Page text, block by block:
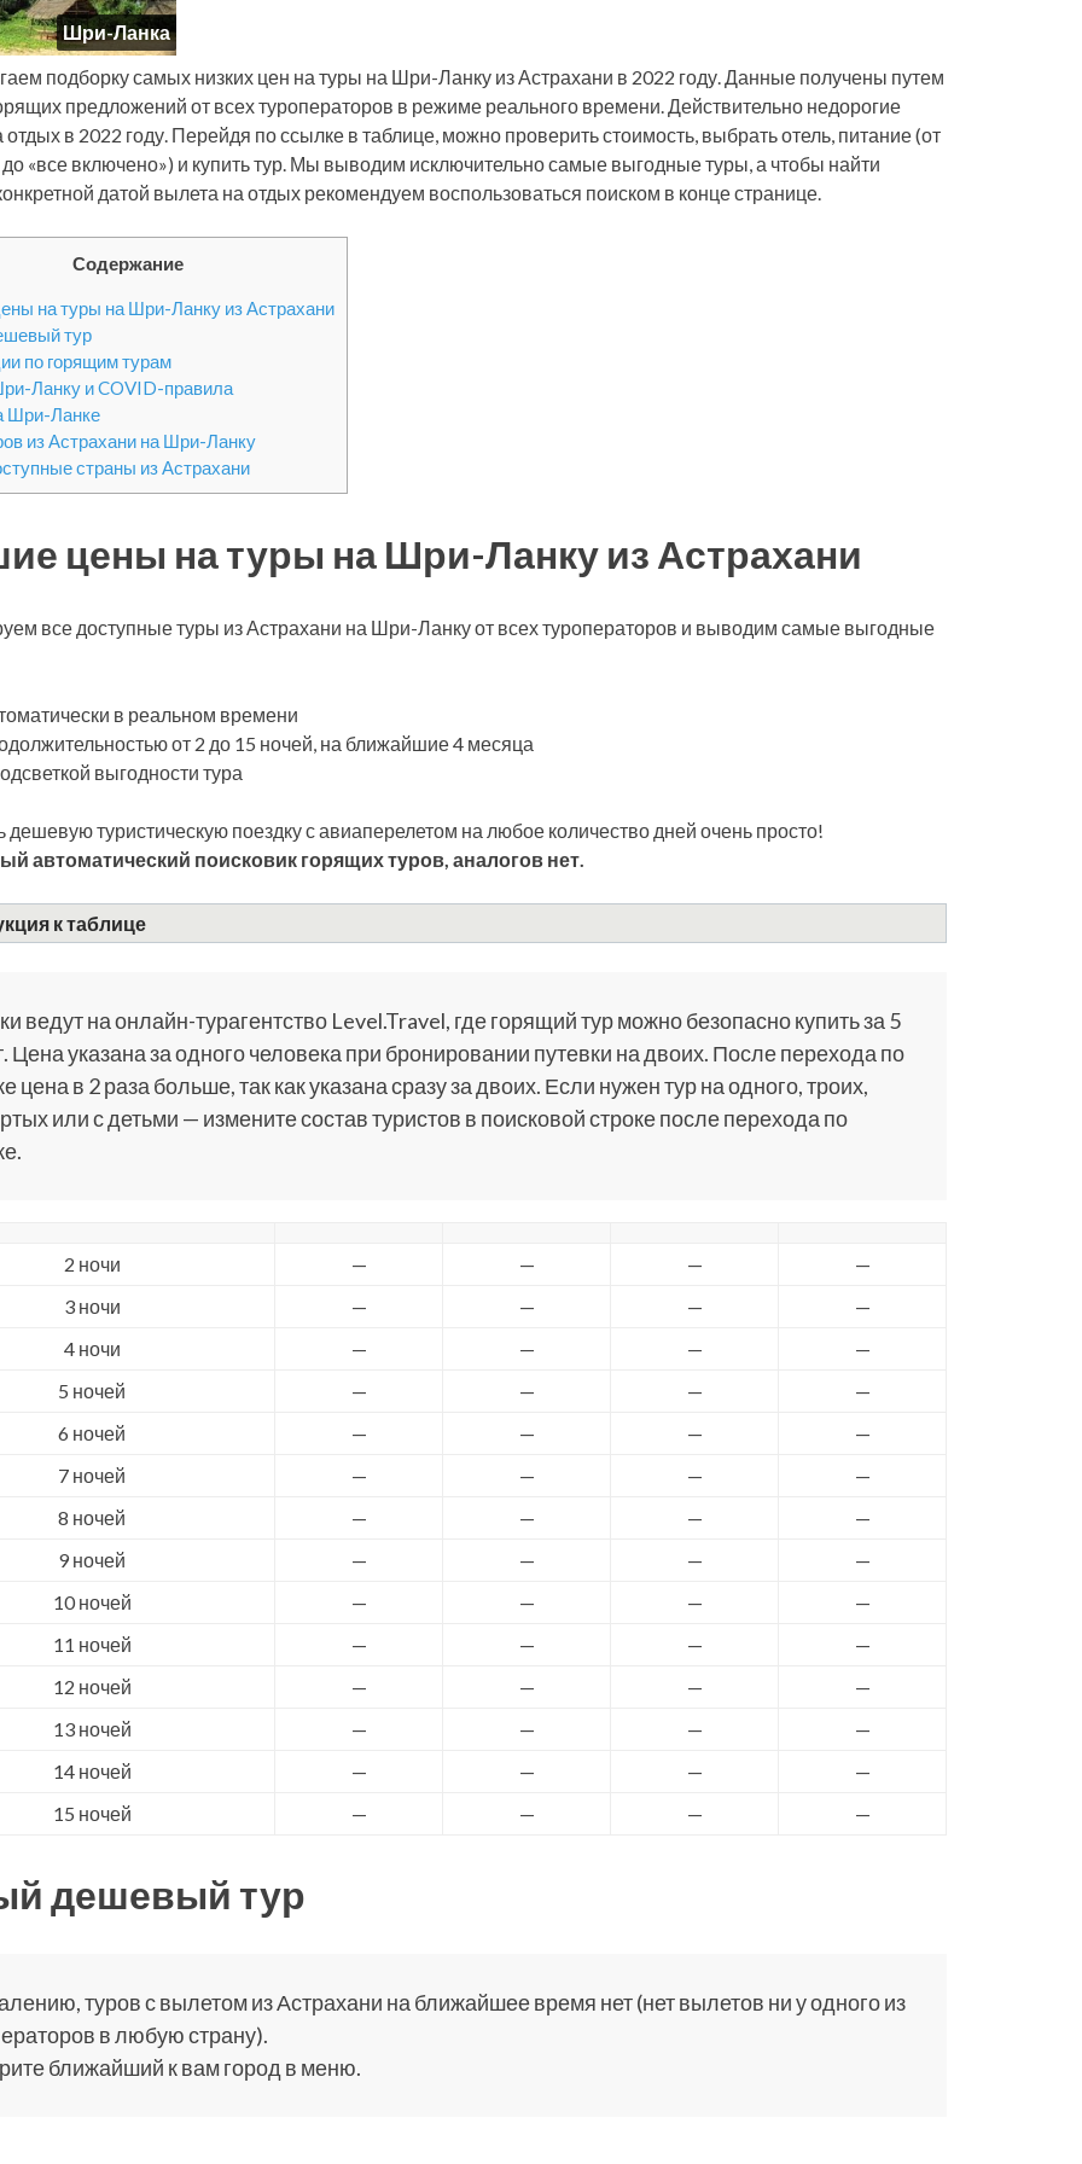
Шри-Ланка
подборку самых низких цен на туры на Шри-Ланку из Астрахани в 2022 году. Данные получены путем
предложений от всех туроператоров в режиме реального времени. Действительно недорогие
отдых в 2022 году. Перейдя по ссылке в таблице, можно проверить стоимость, выбрать отель, питание (от
до «все включено») и купить тур. Мы выводим исключительно самые выгодные туры, а чтобы найти
датой вылета на отдых рекомендуем воспользоваться поиском в конце странице.
Содержание
на туры на Шри-Ланку из Астрахани
тур
по горящим турам
Ланку и COVID-правила
Шри-Ланке
из Астрахани на Шри-Ланку
страны из Астрахани
цены на туры на Шри-Ланку из Астрахани
все доступные туры из Астрахани на Шри-Ланку от всех туроператоров и выводим самые выгодные
в реальном времени
от 2 до 15 ночей, на ближайшие 4 месяца
выгодности тура
дешевую туристическую поездку с авиаперелетом на любое количество дней очень просто!
автоматический поисковик горящих туров, аналогов нет.
к таблице
ведут на онлайн-турагентство Level.Travel, где горящий тур можно безопасно купить за 5
Цена указана за одного человека при бронировании путевки на двоих. После перехода по
цена в 2 раза больше, так как указана сразу за двоих. Если нужен тур на одного, троих,
или с детьми — измените состав туристов в поисковой строке после перехода по
2 ночи — — —
—
3 ночи
— — —
—
4 ночи
— — —
—
5 ночей
— — —
—
6 ночей
— — —
—
7 ночей
— — —
—
8 ночей
— — —
—
9 ночей
— — —
—
10 ночей
— — —
—
11 ночей
— — —
—
12 ночей
— — —
—
13 ночей
— — —
—
14 ночей
— — —
—
15 ночей
— — — —
дешевый тур
туров с вылетом из Астрахани на ближайшее время нет (нет вылетов ни у одного из
в любую страну).
ближайший к вам город в меню.